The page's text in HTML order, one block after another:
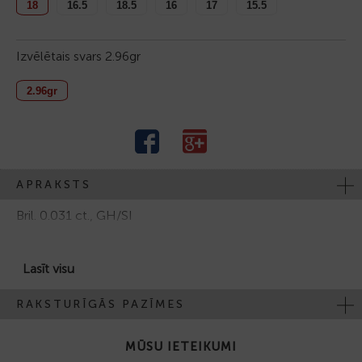
18 16.5 18.5 16 17 15.5
Izvēlētais svars 2.96gr
2.96gr
APRAKSTS
Bril. 0.031 ct., GH/SI
Lasīt visu
RAKSTURĪGĀS PAZĪMES
MŪSU IETEIKUMI